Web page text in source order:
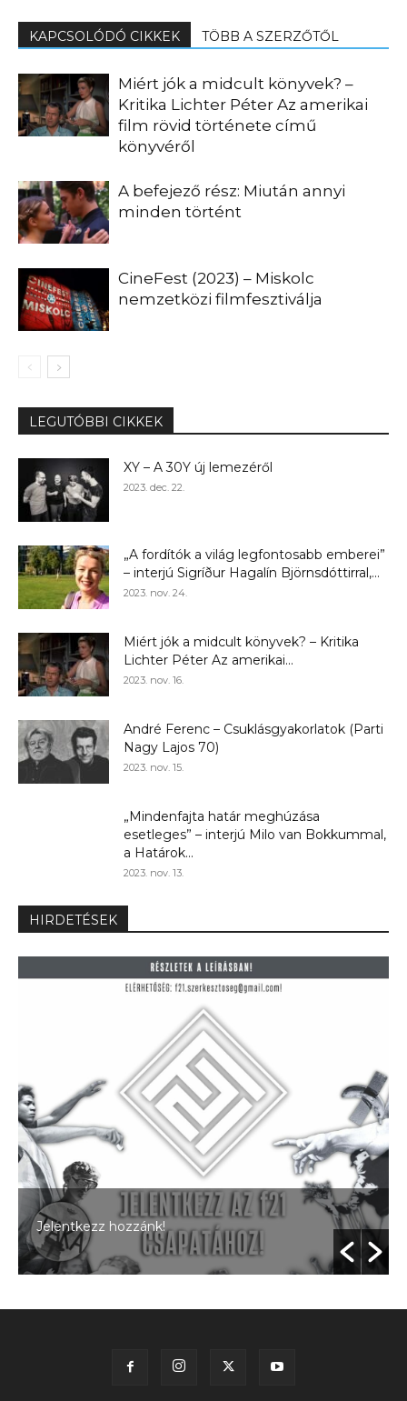
KAPCSOLÓDÓ CIKKEK TÖBB A SZERZŐTŐL
Miért jók a midcult könyvek? –
Kritika Lichter Péter Az amerikai
film rövid története című
könyvéről
A befejező rész: Miután annyi
minden történt
CineFest (2023) – Miskolc
nemzetközi filmfesztiválja
LEGUTÓBBI CIKKEK
XY – A 30Y új lemezéről
2023. dec. 22.
„A fordítók a világ legfontosabb emberei”
– interjú Sigríður Hagalín Björnsdóttirral,...
2023. nov. 24.
Miért jók a midcult könyvek? – Kritika
Lichter Péter Az amerikai...
2023. nov. 16.
André Ferenc – Csuklásgyakorlatok (Parti
Nagy Lajos 70)
2023. nov. 15.
„Mindenfajta határ meghúzása
esetleges” – interjú Milo van Bokkummal,
a Határok...
2023. nov. 13.
HIRDETÉSEK
Jelentkezz hozzánk!